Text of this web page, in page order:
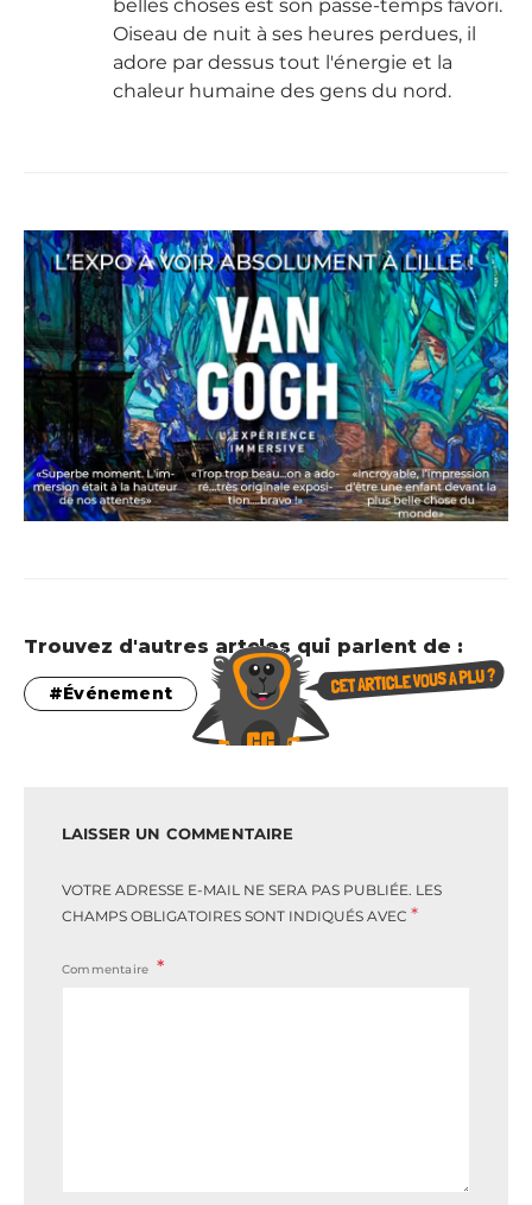
belles choses est son passe-temps favori.
Oiseau de nuit à ses heures perdues, il
adore par dessus tout l'énergie et la
chaleur humaine des gens du nord.
Trouvez d'autres artcles qui parlent de :
Événement
LAISSER UN COMMENTAIRE
VOTRE ADRESSE E-MAIL NE SERA PAS PUBLIÉE. LES
CHAMPS OBLIGATOIRES SONT INDIQUÉS AVEC *
Commentaire